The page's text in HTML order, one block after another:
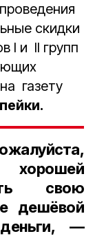
скидки
I и II групп
газету
свою
дешёвой
—